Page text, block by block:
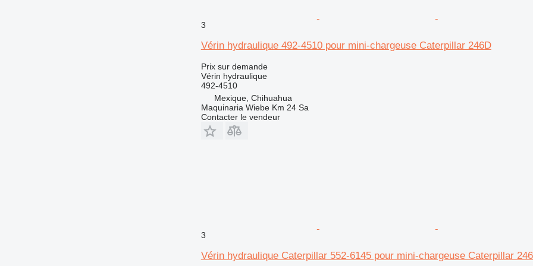
3
Vérin hydraulique 492-4510 pour mini-chargeuse Caterpillar 246D
Prix sur demande
Vérin hydraulique
492-4510
Mexique, Chihuahua
Maquinaria Wiebe Km 24 Sa
Contacter le vendeur
3
Vérin hydraulique Caterpillar 552-6145 pour mini-chargeuse Caterpillar